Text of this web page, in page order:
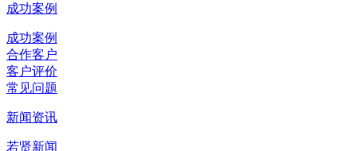
成功案例
成功案例
合作客户
客户评价
常见问题
新闻资讯
若贤新闻